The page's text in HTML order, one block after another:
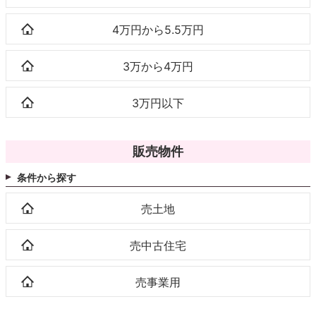
4万円から5.5万円
3万から4万円
3万円以下
販売物件
条件から探す
売土地
売中古住宅
売事業用